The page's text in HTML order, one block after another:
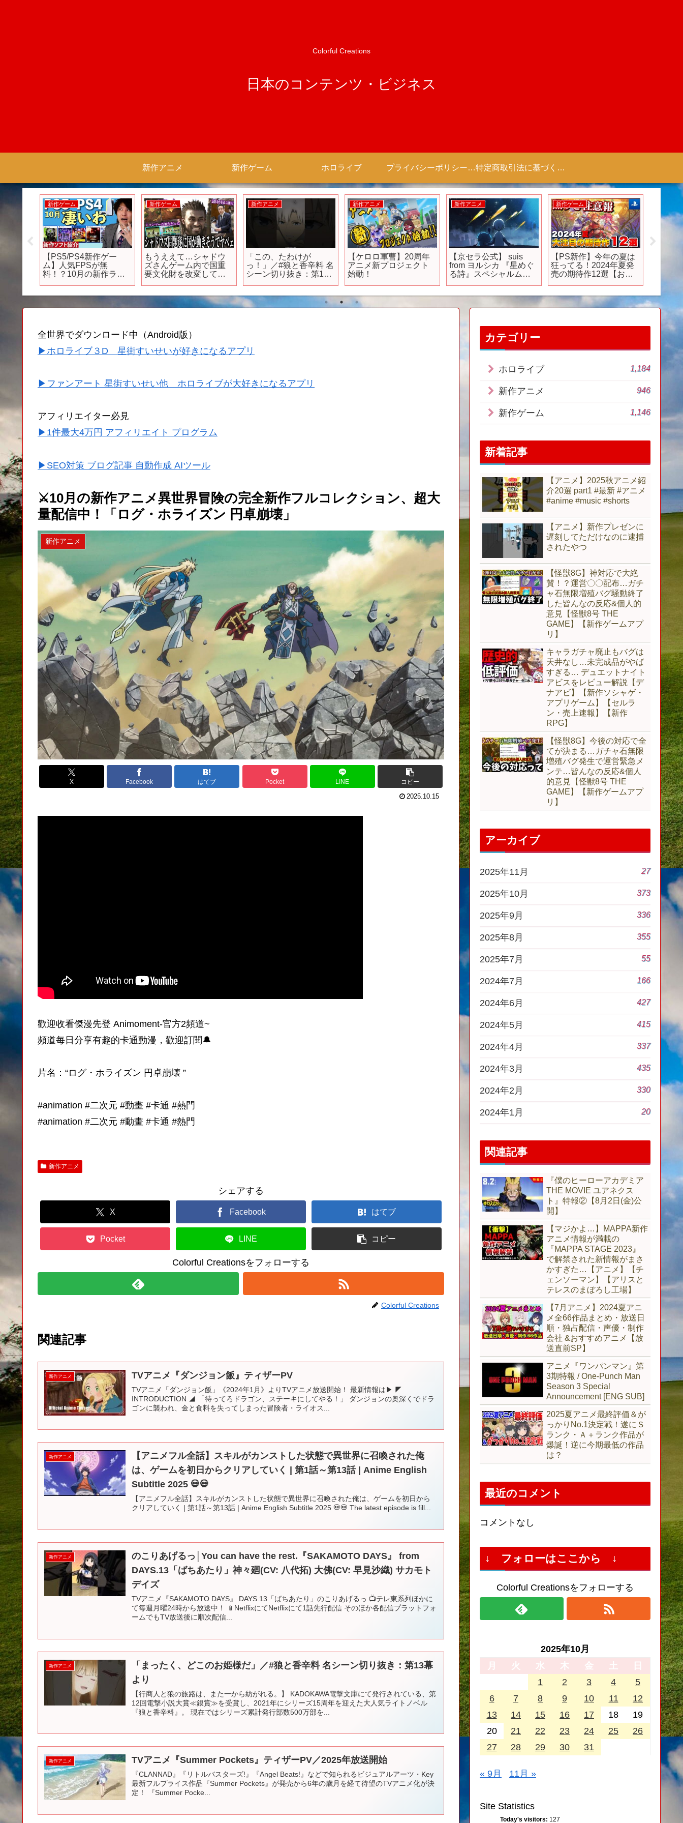
Colorful Creations
日本のコンテンツ・ビジネス
新作アニメ 新作ゲーム ホロライブ プライバシーポリシー 【Colorful Creation】 特定商取引法に基づく表記（商取引に関する開示）
新作ゲーム
【PS5/PS4新作ゲー
ム】人気FPSが無
料！？10月の新作ラッ
新作ゲーム
もうええて…シャドウ
ズさんゲーム内で国重
要文化財を改変して流
にの問題を進言…今作
の舞台、ミャンマーだ
新作アニメ
「この、たわけが
っ！」／#狼と香辛料 名
シーン切り抜き：第10
新作アニメ
【ケロロ軍曹】20周年
アニメ新プロジェクト
始動！
新作アニメ
【京セラ公式】 suis
from ヨルシカ​ 『星めぐ
る詩』スペシャルムー
新作ゲーム
【PS新作】今年の夏は
狂ってる！2024年夏発
売の期待作12選【おす
12選【
全世界でダウンロード中（Android版）
▶ホロライブ３D 星街すいせいが好きになるアプリ
▶ファンアート 星街すいせい他 ホロライブが大好きになるアプリ
アフィリエイター必見
▶1件最大4万円 アフィリエイト プログラム
▶SEO対策 ブログ記事 自動作成 AIツール
⚔️10月の新作アニメ異世界冒険の完全新作フルコレクション、超大
量配信中！「ログ・ホライズン 円卓崩壊」
新作アニメ
X Facebook はてブ Pocket LINE コピー
2025.10.15
歡迎收看傑漫先登 Animoment-官方2頻道~
頻道每日分享有趣的卡通動漫，歡迎訂閱🔔
片名：“‌ログ・ホライズン 円卓崩壊‌ ”‌‌
#animation #二次元 #動畫 #卡通 #熱門
#animation #二次元 #動畫 #卡通 #熱門
新作アニメ
シェアする
X Facebook はてブ
Pocket LINE コピー
Colorful Creationsをフォローする
Colorful Creations
関連記事
新作アニメ TVアニメ『ダンジョン飯』ティザーPV
TVアニメ「ダンジョン飯」《2024年1月》よりTVアニメ放送開始！ 最新情報は▶ ◤
INTRODUCTION ◢ 「待ってろドラゴン、ステーキにしてやる！」 ダンジョンの奥深くでドラ
ゴンに襲われ、金と食料を失ってしまった冒険者・ライオス...
新作アニメ
【アニメフル全話】スキルがカンストした状態で異世界に召喚された俺
は、ゲームを初日からクリアしていく | 第1話～第13話 | Anime English
Subtitle 2025 💀💀
【アニメフル全話】スキルがカンストした状態で異世界に召喚された俺は、ゲームを初日から
クリアしていく | 第1話～第13話 | Anime English Subtitle 2025 💀💀 The latest episode is fill...
新作アニメ
のこりあげるっ│You can have the rest.『SAKAMOTO DAYS』 from
DAYS.13「ばちあたり」神々廻(CV: 八代拓) 大佛(CV: 早見沙織) サカモト
デイズ
TVアニメ『SAKAMOTO DAYS』 DAYS.13「ばちあたり」のこりあげるっ 📺テレ東系列ほかに
て毎週月曜24時から放送中！ 📱NetflixにてNetflixにて1話先行配信 そのほか各配信プラットフォ
ームでもTV放送後に順次配信...
新作アニメ
「まったく、どこのお姫様だ」／#狼と香辛料 名シーン切り抜き：第13幕
より
【行商人と狼の旅路は、また一から紡がれる。】 KADOKAWA電撃文庫にて発行されている、第
12回電撃小説大賞≪銀賞≫を受賞し、2021年にシリーズ15周年を迎えた大人気ライトノベル
『狼と香辛料』。 現在ではシリーズ累計発行部数500万部を...
新作アニメ TVアニメ『Summer Pockets』ティザーPV／2025年放送開始
『CLANNAD』『リトルバスターズ!』『Angel Beats!』などで知られるビジュアルアーツ・Key
最新フルプライス作品『Summer Pockets』が発売から6年の歳月を経て待望のTVアニメ化が決
定！ 『Summer Pocke...
カテゴリー
ホロライブ 1,184
新作アニメ 946
新作ゲーム 1,146
新着記事
【アニメ】2025秋アニメ紹
介20選 part1 #最新 #アニメ
#anime #music #shorts
【アニメ】新作プレゼンに
遅刻してただけなのに逮捕
されたやつ
【怪獣8G】神対応で大絶
賛！？運営〇〇配布…ガチ
ャ石無限増殖バグ騒動終了
した皆んなの反応&個人的
意見【怪獣8号 THE
GAME】【新作ゲームアプ
リ】
キャラガチャ廃止もバグは
天井なし…未完成品がやば
すぎる… デュエットナイト
アビスをレビュー解説【デ
ナアビ】【新作ソシャゲ・
アプリゲーム】【セルラ
ン・売上速報】【新作
RPG】
【怪獣8G】今後の対応で全
てが決まる…ガチャ石無限
増殖バグ発生で運営緊急メ
ンテ…皆んなの反応&個人
的意見【怪獣8号 THE
GAME】【新作ゲームアプ
リ】
アーカイブ
2025年11月 27
2025年10月 373
2025年9月 336
2025年8月 355
2025年7月 55
2024年7月 166
2024年6月 427
2024年5月 415
2024年4月 337
2024年3月 435
2024年2月 330
2024年1月 20
関連記事
『僕のヒーローアカデミア
THE MOVIE ユアネクス
ト』特報②【8月2日(金)公
開】
【マジかよ…】MAPPA新作
アニメ情報が満載の
『MAPPA STAGE 2023』
で解禁された新情報がまさ
かすぎた…【アニメ】【チ
ェンソーマン】【アリスと
テレスのまぼろし工場】
【7月アニメ】2024夏アニ
メ全66作品まとめ・放送日
順・独占配信・声優・制作
会社 &おすすめアニメ【放
送直前SP】
アニメ『ワンパンマン』第
3期特報 / One-Punch Man
Season 3 Special
Announcement [ENG SUB]
2025夏アニメ最終評価＆が
っかりNo.1決定戦！遂にＳ
ランク・Ａ＋ランク作品が
爆誕！逆に今期最低の作品
は？
最近のコメント
コメントなし
↓ フォローはここから ↓
Colorful Creationsをフォローする
2025年10月
月
火 水 木 金 土
日
1
2 3 4
5
6
7 8 9 10 11
12
13
14 15 16 17 18
19
20
21 22 23 24 25
26
27
28 29 30 31
« 9月 11月 »
Site Statistics
Today's visitors: 127